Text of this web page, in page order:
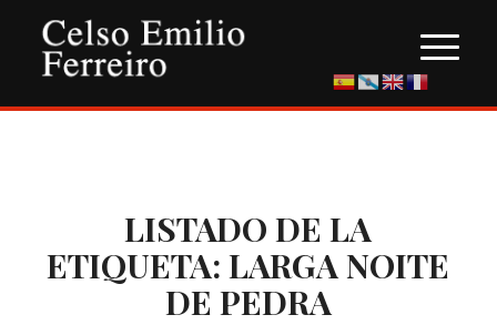
LISTADO DE LA
ETIQUETA:LARGA NOITE
DE PEDRA